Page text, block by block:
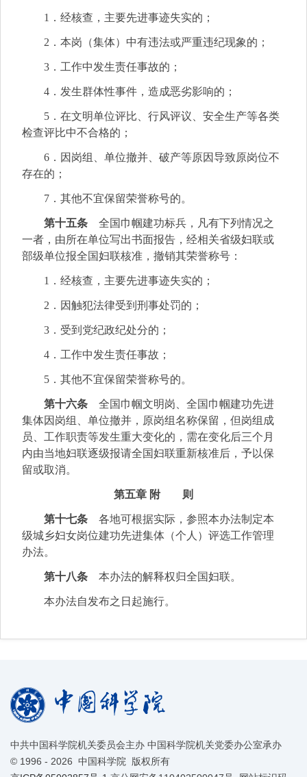
1．经核查，主要先进事迹失实的；
2．本岗（集体）中有违法或严重违纪现象的；
3．工作中发生责任事故的；
4．发生群体性事件，造成恶劣影响的；
5．在文明单位评比、行风评议、安全生产等各类
检查评比中不合格的；
6．因岗组、单位撤并、破产等原因导致原岗位不
存在的；
7．其他不宜保留荣誉称号的。
第十五条 全国巾帼建功标兵，凡有下列情况之
一者，由所在单位写出书面报告，经相关省级妇联或
部级单位报全国妇联核准，撤销其荣誉称号：
1．经核查，主要先进事迹失实的；
2．因触犯法律受到刑事处罚的；
3．受到党纪政纪处分的；
4．工作中发生责任事故；
5．其他不宜保留荣誉称号的。
第十六条 全国巾帼文明岗、全国巾帼建功先进
集体因岗组、单位撤并，原岗组名称保留，但岗组成
员、工作职责等发生重大变化的，需在变化后三个月
内由当地妇联逐级报请全国妇联重新核准后，予以保
留或取消。
第五章 附 则
第十七条 各地可根据实际，参照本办法制定本
级城乡妇女岗位建功先进集体（个人）评选工作管理
办法。
第十八条 本办法的解释权归全国妇联。
本办法自发布之日起施行。
中共中国科学院机关委员会主办 中国科学院机关党委办公室承办
© 1996 - 2026 中国科学院 版权所有